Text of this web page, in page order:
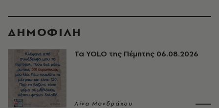
ΔΗΜΟΦΙΛΗ
Τα YOLO της Πέμπτης 06.08.2026
Λίνα Μανδράκου